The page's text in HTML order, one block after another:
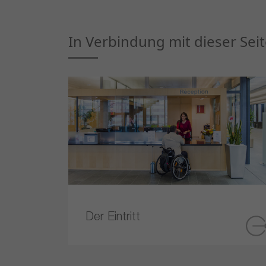
In Verbindung mit dieser
Der Eintritt